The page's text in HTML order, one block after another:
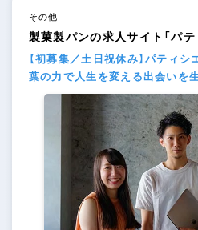
その他
製菓製パンの求人サイト「パテ
【初募集／土日祝休み】パティ
葉の力で人生を変える出会いを